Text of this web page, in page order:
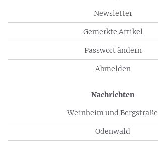
Newsletter
Gemerkte Artikel
Passwort ändern
Abmelden
Nachrichten
Weinheim und Bergstraße
Odenwald